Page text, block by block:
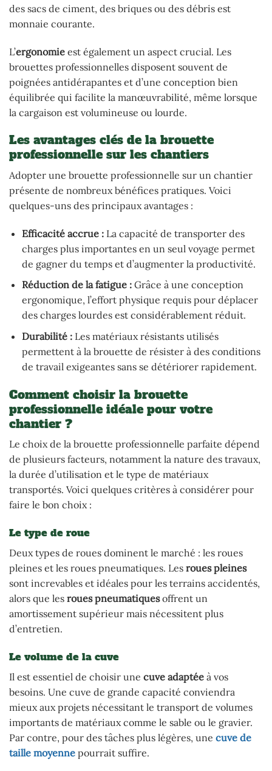
des sacs de ciment, des briques ou des débris est
monnaie courante.
L’ergonomie est également un aspect crucial. Les
brouettes professionnelles disposent souvent de
poignées antidérapantes et d’une conception bien
équilibrée qui facilite la manœuvrabilité, même lorsque
la cargaison est volumineuse ou lourde.
Les avantages clés de la brouette
professionnelle sur les chantiers
Adopter une brouette professionnelle sur un chantier
présente de nombreux bénéfices pratiques. Voici
quelques-uns des principaux avantages :
Efficacité accrue :La capacité de transporter des
charges plus importantes en un seul voyage permet
de gagner du temps et d’augmenter la productivité.
Réduction de la fatigue :Grâce à une conception
ergonomique, l’effort physique requis pour déplacer
des charges lourdes est considérablement réduit.
Durabilité :Les matériaux résistants utilisés
permettent à la brouette de résister à des conditions
de travail exigeantes sans se détériorer rapidement.
Comment choisir la brouette
professionnelle idéale pour votre
chantier ?
Le choix de la brouette professionnelle parfaite dépend
de plusieurs facteurs, notamment la nature des travaux,
la durée d’utilisation et le type de matériaux
transportés. Voici quelques critères à considérer pour
faire le bon choix :
Le type de roue
Deux types de roues dominent le marché : les roues
pleines et les roues pneumatiques. Les roues pleines
sont increvables et idéales pour les terrains accidentés,
alors que les roues pneumatiquesoffrent un
amortissement supérieur mais nécessitent plus
d’entretien.
Le volume de la cuve
Il est essentiel de choisir une cuve adaptée à vos
besoins. Une cuve de grande capacité conviendra
mieux aux projets nécessitant le transport de volumes
importants de matériaux comme le sable ou le gravier.
Par contre, pour des tâches plus légères, une cuve de
taille moyenne pourrait suffire.